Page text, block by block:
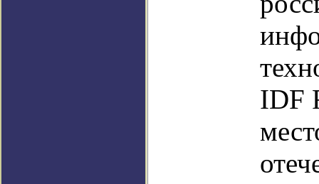
IDF